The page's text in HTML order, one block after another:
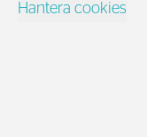
Hantera cookies